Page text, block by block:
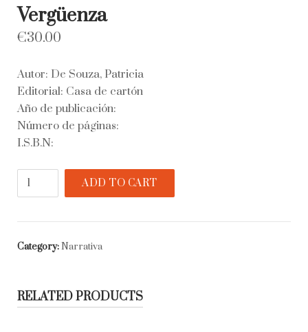
Vergüenza
€30.00
Autor: De Souza, Patricia
Editorial: Casa de cartón
Año de publicación:
Número de páginas:
I.S.B.N:
Vergüenza
ADD TO CART
Category:Narrativa
RELATED PRODUCTS